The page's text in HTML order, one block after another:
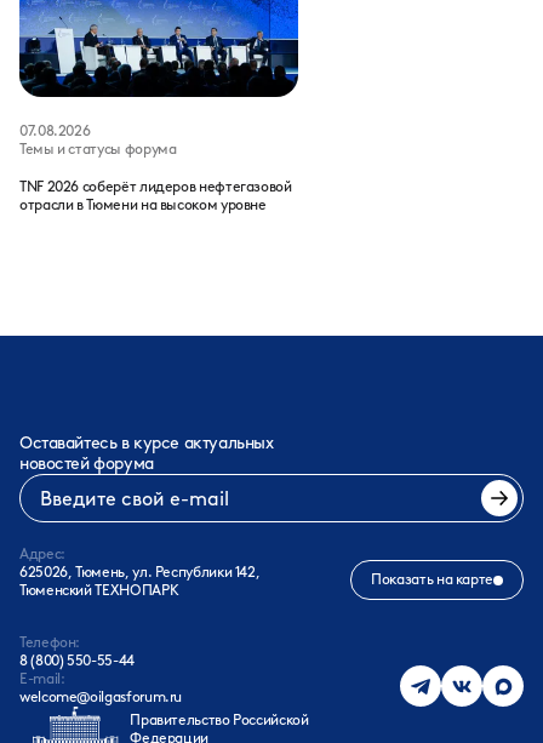
07.08.2026
Темы и статусы форума
TNF 2026 соберёт лидеров нефтегазовой
отрасли в Тюмени на высоком уровне
Оставайтесь в курсе актуальных
новостей форума
Адрес:
625026, Тюмень, ул. Республики 142,
Тюменский ТЕХНОПАРК
Показать на карте
Телефон:
8 (800) 550-55-44
E-mail:
welcome@oilgasforum.ru
Правительство Российской
Федерации